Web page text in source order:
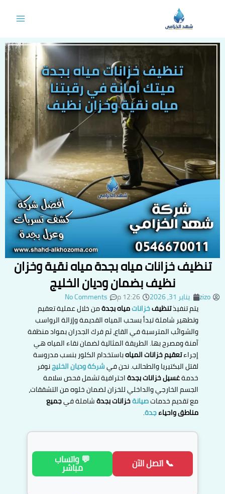
تنظيف خزانات مياه بجدة مياه نقية وخزان
نظيف بضمان وديان الخليج
zizo يناير 31, 2026 12:26 م
No Comments
يتم تنفيذتنظيفخزاناتمياه بجدةمن خلال عملية تعقيم
وتطهير شاملة تبدأ بسحب المياه القديمة وإزالة الرواسب
والشوائب المترسبة في القاع، ثم فرك الجدران بمواد منظفة
آمنة ومصرح بها. الطريقة المثالية لضمان نقاء المياه هي
إجراءتعقيم خزانات المياهباستخدام الكلور بنسب مدروسة
لقتل البكتيريا والطحالب. نحن فيشركة وديان الخليجنوفر
خدمةغسيل خزانات بجدةاحترافية تشمل فحص سلامة
الجسم الخارجي والداخلي للخزان لضمان خلوه من التشققات،
مع تقديم خدماتصيانةخزانات بجدةشاملة فيجميع
مناطق واحياءجدة.
📞 اتصل الآن 💬 واتساب
مباشر